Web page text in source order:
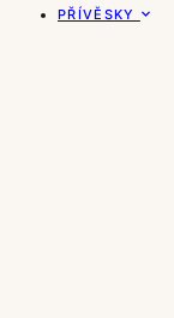
PŘÍVĚSKY